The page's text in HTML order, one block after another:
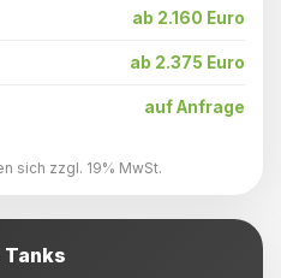
ab 2.160 Euro
ab 2.375 Euro
auf Anfrage
sich zzgl. 19% MwSt.
Tanks